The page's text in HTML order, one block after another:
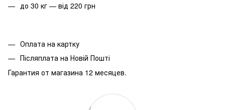
до 30 кг — від 220 грн
Оплата на картку
Післяплата на Новій Пошті
Гарантия от магазина 12 месяцев.